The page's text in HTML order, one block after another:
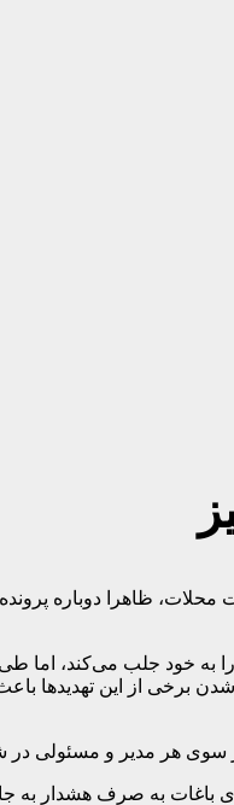
ظاهرا دوباره
به خود جلب می‌کند، اما
برخی از این تهدیدها
از سوی هر مدیر و مسئولی
باغات به صرف هشدار به